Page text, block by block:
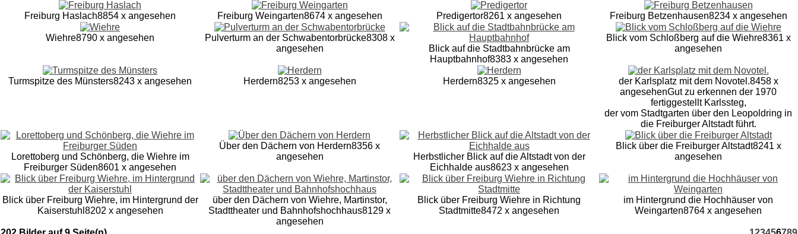
Freiburg Haslach8854 x angesehen Freiburg Weingarten8674 x angesehen Predigertor8261 x angesehen Freiburg Betzenhausen8234 x angesehen
Wiehre8790 x angesehen Pulverturm an der Schwabentorbrücke8308 x
angesehen
Blick auf die Stadtbahnbrücke am
Hauptbahnhof8383 x angesehen
Blick vom Schloßberg auf die Wiehre8361 x
angesehen
Turmspitze des Münsters8243 x angesehen Herdern8253 x angesehen Herdern8325 x angesehen der Karlsplatz mit dem Novotel.8458 x
angesehenGut zu erkennen der 1970
fertiggestellt Karlssteg,
der vom Stadtgarten über den Leopoldring in
die Freiburger Altstadt führt.
Lorettoberg und Schönberg, die Wiehre im
Freiburger Süden8601 x angesehen
Über den Dächern von Herdern8356 x
angesehen
Herbstlicher Blick auf die Altstadt von der
Eichhalde aus8623 x angesehen
Blick über die Freiburger Altstadt8241 x
angesehen
Blick über Freiburg Wiehre, im Hintergrund der
Kaiserstuhl 8202 x angesehen
über den Dächern von Wiehre, Martinstor,
Stadttheater und Bahnhofshochhaus8129 x
angesehen
Blick über Freiburg Wiehre in Richtung
Stadtmitte8472 x angesehen
im Hintergrund die Hochhäuser von
Weingarten8764 x angesehen